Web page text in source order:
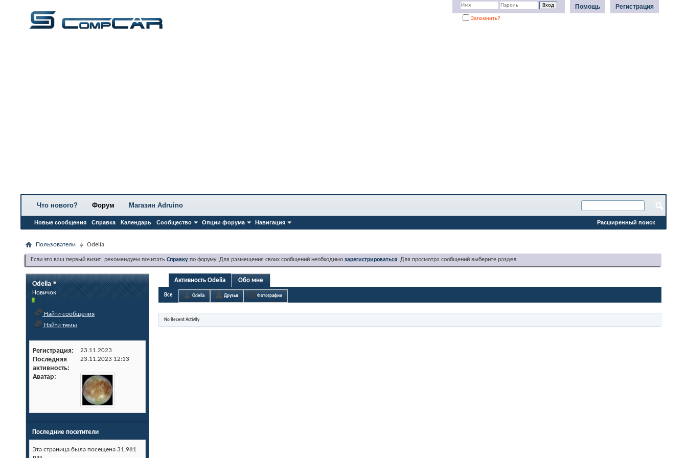
Регистрация
Помощь
Запомнить?
Что нового? Форум
Новые сообщения Справка Календарь Сообщество Опции форума Навигация
Магазин Adruino
Расширенный поиск
Пользователи Odelia
Если это ваш первый визит, рекомендуем почитать Справку по форуму. Для размещения своих сообщений необходимо зарегистрироваться. Для просмотра сообщений выберите раздел.
Odelia
Новичок
Найти сообщения
Найти темы
Регистрация 23.11.2023
Последняя
активность
23.11.2023 12:13
Аватар
Последние посетители
Эта страница была посещена 31,981
Активность Odelia Обо мне
Все Odelia Друзья Фотографии
No Recent Activity